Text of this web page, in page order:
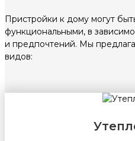
Пристройки к дому могут
функциональными, в
и предпочтений. Мы
видов: